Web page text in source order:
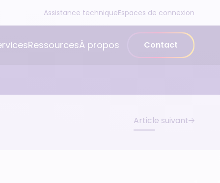
Assistance techniqueEspaces de connexion
RessourcesÀ propos Contact
Article suivant